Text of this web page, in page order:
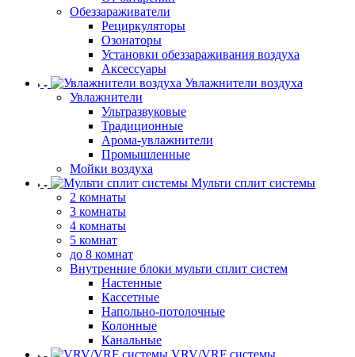
Обеззараживатели
Рециркуляторы
Озонаторы
Установки обеззараживания воздуха
Аксессуары
Увлажнители воздуха
Увлажнители
Ультразвуковые
Традиционные
Арома-увлажнители
Промышленные
Мойки воздуха
Мульти сплит системы
2 комнаты
3 комнаты
4 комнаты
5 комнат
до 8 комнат
Внутренние блоки мульти сплит систем
Настенные
Кассетные
Напольно-потолочные
Колонные
Канальные
VRV/VRF системы